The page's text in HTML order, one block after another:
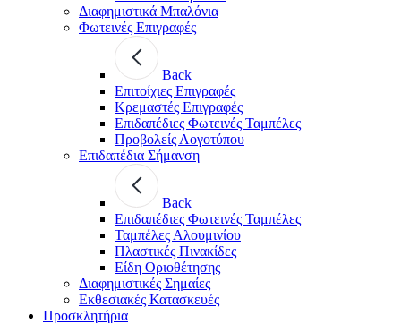
Διαφημιστικά Μπαλόνια
Φωτεινές Επιγραφές
Back
Επιτοίχιες Επιγραφές
Κρεμαστές Επιγραφές
Επιδαπέδιες Φωτεινές Ταμπέλες
Προβολείς Λογοτύπου
Επιδαπέδια Σήμανση
Back
Επιδαπέδιες Φωτεινές Ταμπέλες
Ταμπέλες Αλουμινίου
Πλαστικές Πινακίδες
Είδη Οριοθέτησης
Διαφημιστικές Σημαίες
Εκθεσιακές Κατασκευές
Προσκλητήρια